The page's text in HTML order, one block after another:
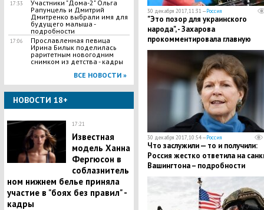
17:33
Участники "Дома-2" Ольга
Рапунцель и Дмитрий
Дмитренко выбрали имя для
будущего малыша -
подробности
17:06
Прославленная певица
Ирина Билык поделилась
раритетным новогодним
снимком из детства - кадры
ВСЕ НОВОСТИ »
НОВОСТИ 18+
17:21
Известная
модель Ханна
Фергюсон в
соблазнитель
ном нижнем белье приняла
участие в "боях без правил" -
кадры
30 декабря 2017, 11:31 —Россия
"Это позор для украинского
народа", - Захарова
прокомментировала главную
"войну" в Киеве
30 декабря 2017, 10:54 —Россия
Что заслужили — то и получили:
Россия жестко ответила на
Вашингтона – подробности